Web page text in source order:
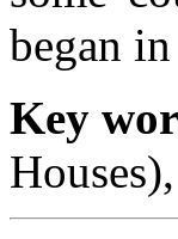
began
Key